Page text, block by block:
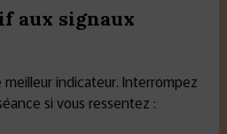
aux signaux
indicateur. Interrompez
si vous ressentez :